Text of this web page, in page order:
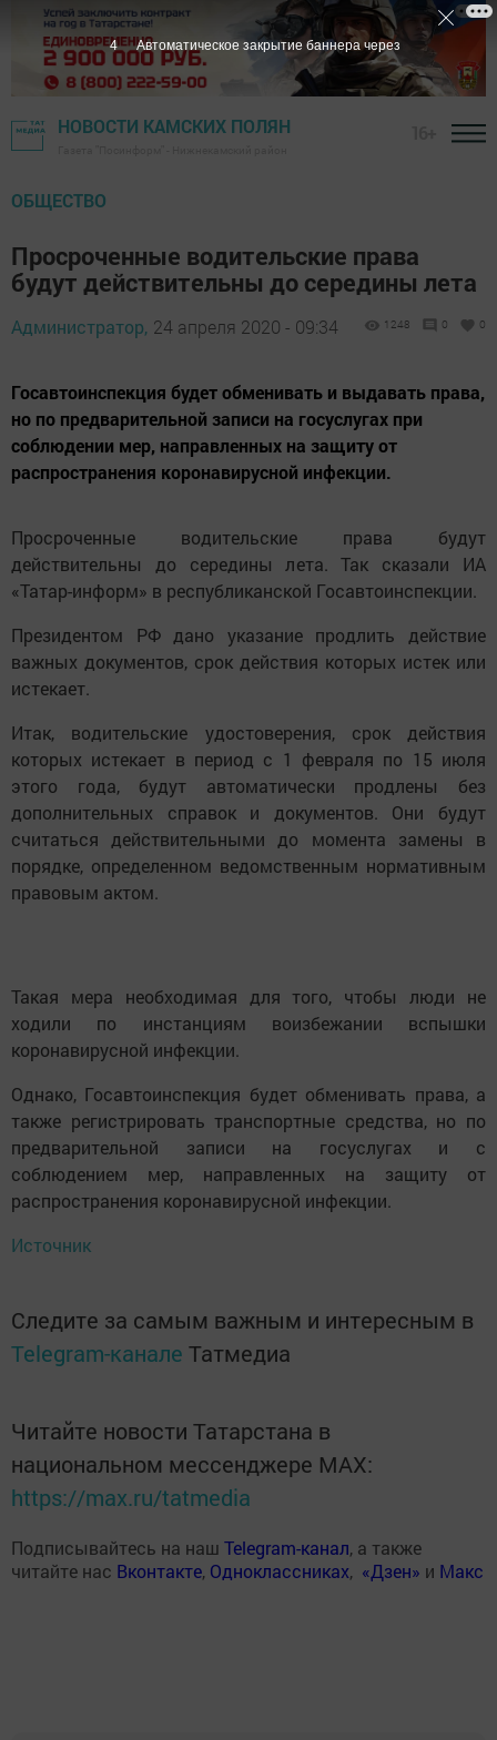
НОВОСТИ КАМСКИХ ПОЛЯН
ОБЩЕСТВО
Просроченные водительские права
будут действительны до середины лета
Администратор, 24 апреля 2020 - 09:34 1248 0 0
Госавтоинспекция будет обменивать и выдавать права,
но по предварительной записи на госуслугах при
соблюдении мер, направленных на защиту от
распространения коронавирусной инфекции.
Просроченные водительские права будут
действительны до середины лета. Так сказали ИА
«Татар-информ» в республиканской Госавтоинспекции.
Президентом РФ дано указание продлить действие
важных документов, срок действия которых истек или
истекает.
Итак, водительские удостоверения, срок действия
которых истекает в период с 1 февраля по 15 июля
этого года, будут автоматически продлены без
дополнительных справок и документов. Они будут
считаться действительными до момента замены в
порядке, определенном ведомственным нормативным
правовым актом.
Такая мера необходимая для того, чтобы люди не
ходили по инстанциям воизбежании вспышки
коронавирусной инфекции.
Однако, Госавтоинспекция будет обменивать права, а
также регистрировать транспортные средства, но по
предварительной записи на госуслугах и с
соблюдением мер, направленных на защиту от
распространения коронавирусной инфекции.
Источник
Следите за самым важным и интересным в
Telegram-канале Татмедиа
Читайте новости Татарстана в
национальном мессенджере MАХ:
https://max.ru/tatmedia
Подписывайтесь на наш Telegram-канал, а также
читайте нас Вконтакте, Одноклассниках, «Дзен» и Макс
3 Автоматическое закрытие баннера через